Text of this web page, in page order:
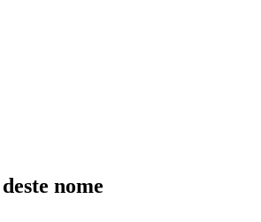
nome